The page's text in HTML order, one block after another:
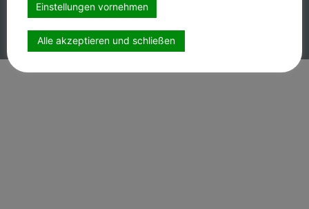
Copyright PEMAG 2026 – Alle Rechte vorbehalten.
Impressum | Datenschutz
Einstellungen vornehmen
Alle akzeptieren und schließen